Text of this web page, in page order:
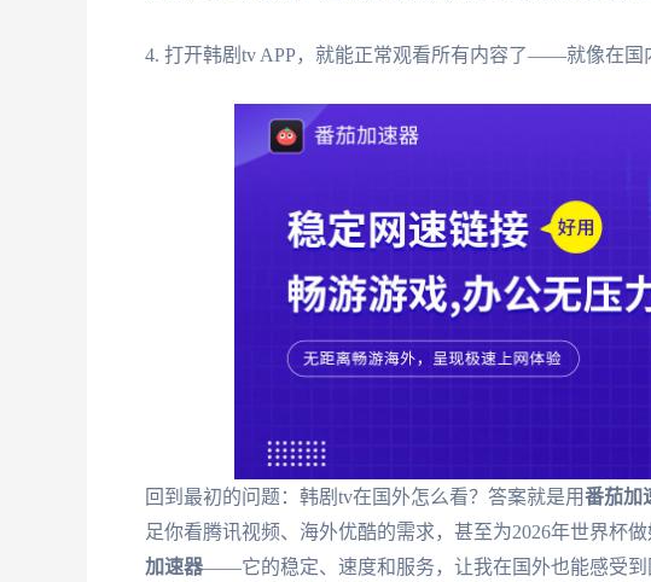
4. 打开韩剧tv APP，就能正常观看所有内容了——就像在国
回到最初的问题：韩剧tv在国外怎么看？答案就是用番茄加
足你看腾讯视频、海外优酷的需求，甚至为2026年世界杯
加速器——它的稳定、速度和服务，让我在国外也能感受